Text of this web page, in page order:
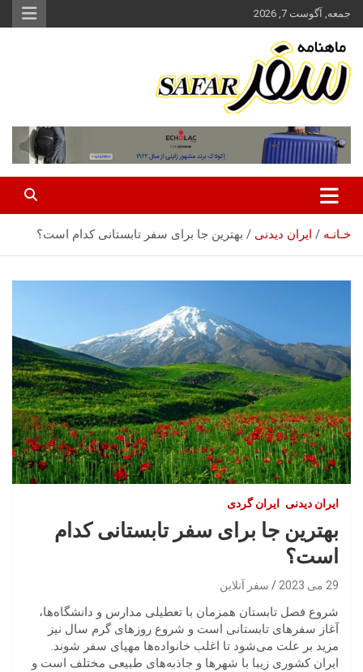
محتوا
بروید
جمعه, آگوست 7, 2026
سفر آنلاین
خـانـه ایران‌ دیدنی بهترین جا برای سفر تابستانی کدام است؟
ایران‌ دیدنی ایران گردی
بهترین جا برای سفر تابستانی کدام
است؟
29 می 2023 سفر آنلاین
شروع فصل تابستان همزمان با تعطیلی مدارس و دانشگاه‌ها،
آغاز سفرهای تابستانی است و شروع روزهای گرم سال نیز
مزید بر علت می‌شود تا اغلب خانواده‌ها مهیای سفر شوند.
ایران کشوری زیبا با شهرها و جاذبه‌های طبیعی مختلف است و